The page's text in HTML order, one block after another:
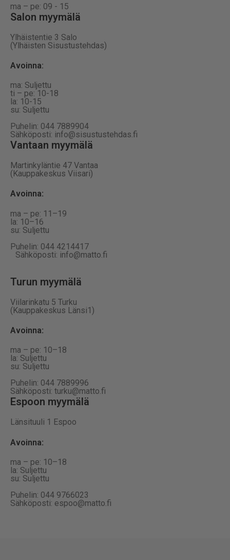
ma – pe: 09 - 15
Salon myymälä
Ylhäistentie 3 Salo
(Ylhäisten Sisustustehdas)
Avoinna:
ma: Suljettu
ti – pe: 10-18
la: 10-15
su: Suljettu
Puhelin: 044 7889904
Sähköposti: info@sisustustehdas.fi
Vantaan myymälä
Martinkyläntie 47 Vantaa
(Kauppakeskus Viisari)
Avoinna:
ma – pe: 11–19
la: 10–16
su: Suljettu
Puhelin: 044 4214417
Sähköposti: info@matto.fi
Turun myymälä
Viilarinkatu 5 Turku
(Kauppakeskus Länsi1)
Avoinna:
ma – pe: 10–18
la: Suljettu
su: Suljettu
Puhelin: 044 7889996
Sähköposti: turku@matto.fi
Espoon myymälä
Länsituuli 1 Espoo
Avoinna:
ma – pe: 10–18
la: Suljettu
su: Suljettu
Puhelin: 044 9766023
Sähköposti: espoo@matto.fi